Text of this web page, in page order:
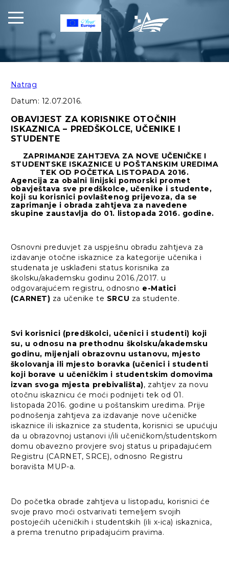
Natrag
Datum: 12.07.2016.
OBAVIJEST ZA KORISNIKE OTOČNIH
ISKAZNICA – PREDŠKOLCE, UČENIKE I
STUDENTE
ZAPRIMANJE ZAHTJEVA ZA NOVE UČENIČKE I
STUDENTSKE ISKAZNICE U POŠTANSKIM UREDIMA
TEK OD POČETKA LISTOPADA 2016.
Agencija za obalni linijski pomorski promet
obavještava sve predškolce, učenike i studente,
koji su korisnici povlaštenog prijevoza, da se
zaprimanje i obrada zahtjeva za navedene
skupine zaustavlja do 01. listopada 2016. godine.
Osnovni preduvjet za uspješnu obradu zahtjeva za
izdavanje otočne iskaznice za kategorije učenika i
studenata je usklađeni status korisnika za
školsku/akademsku godinu 2016./2017. u
odgovarajućem registru, odnosno e-Matici
(CARNET) za učenike te SRCU za studente.
Svi korisnici (predškolci, učenici i studenti) koji
su, u odnosu na prethodnu školsku/akademsku
godinu, mijenjali obrazovnu ustanovu, mjesto
školovanja ili mjesto boravka (učenici i studenti
koji borave u učeničkim i studentskim domovima
izvan svoga mjesta prebivališta), zahtjev za novu
otočnu iskaznicu će moći podnijeti tek od 01.
listopada 2016. godine u poštanskim uredima. Prije
podnošenja zahtjeva za izdavanje nove učeničke
iskaznice ili iskaznice za studenta, korisnici se upućuju
da u obrazovnoj ustanovi i/ili učeničkom/studentskom
domu obavezno provjere svoj status u pripadajućem
Registru (CARNET, SRCE), odnosno Registru
boravišta MUP-a.
Do početka obrade zahtjeva u listopadu, korisnici će
svoje pravo moći ostvarivati temeljem svojih
postojećih učeničkih i studentskih (ili x-ica) iskaznica,
a prema trenutno pripadajućim pravima.